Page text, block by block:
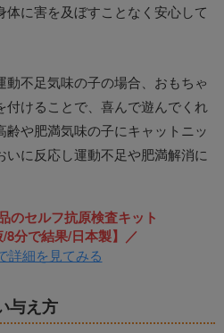
に害を及ぼすことなく安心して
不足気味の子の場合、おもちゃ
付けることで、喜んで遊んでくれ
齢や肥満気味の子にキャットニッ
に反応し運動不足や肥満解消に
のセルフ抗原検査キット
8分で結果/日本製】／
詳細を見てみる
与え方